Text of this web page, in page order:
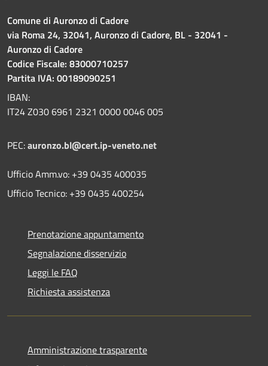
Comune di Auronzo di Cadore
via Roma 24, 32041, Auronzo di Cadore, BL - 32041 -
Auronzo di Cadore
Codice Fiscale: 83000710257
Partita IVA: 00189090251
IBAN:
IT24 Z030 6961 2321 0000 0046 005
PEC:auronzo.bl@cert.ip-veneto.net
Ufficio Amm.vo: +39 0435 400035
Ufficio Tecnico: +39 0435 400254
Prenotazione appuntamento
Segnalazione disservizio
Leggi le FAQ
Richiesta assistenza
Amministrazione trasparente